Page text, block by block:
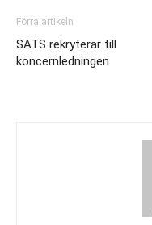
Förra artikeln
SATS rekryterar till
koncernledningen